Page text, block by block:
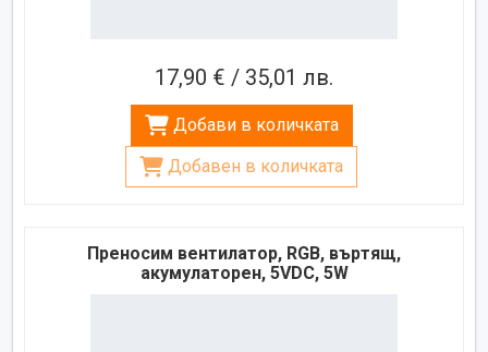
17,90 € / 35,01 лв.
Добави в количката
Добавен в количката
Преносим вентилатор, RGB, въртящ,
акумулаторен, 5VDC, 5W